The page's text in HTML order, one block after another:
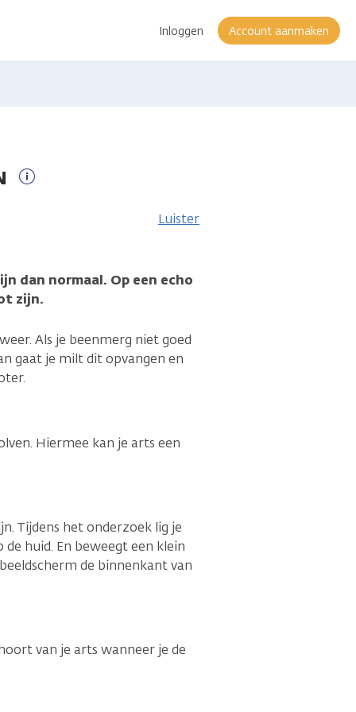
Inloggen Account aanmaken
Luister
dan normaal. Op een echo
zijn.
Als je beenmerg niet goed
gaat je milt dit opvangen en
Hiermee kan je arts een
Tijdens het onderzoek lig je
huid. En beweegt een klein
de binnenkant van
van je arts wanneer je de